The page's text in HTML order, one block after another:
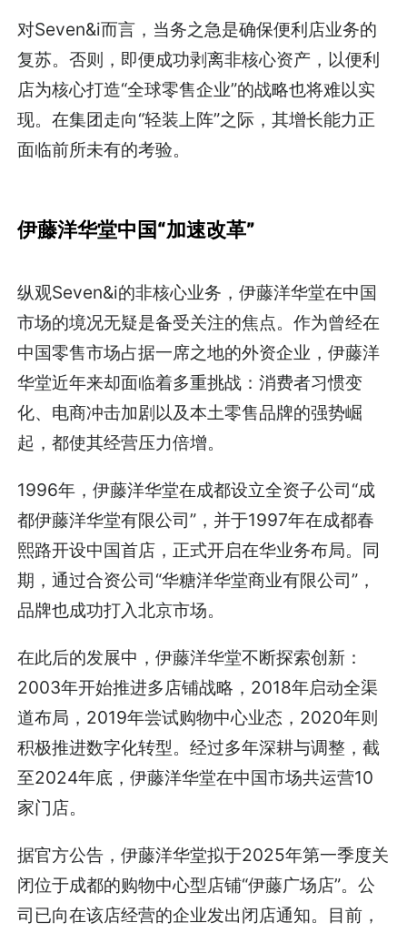
对Seven&i而言，当务之急是确保便利店业务的
复苏。否则，即便成功剥离非核心资产，以便利
店为核心打造“全球零售企业”的战略也将难以实
现。在集团走向“轻装上阵”之际，其增长能力正
面临前所未有的考验。
伊藤洋华堂中国“加速改革”
纵观Seven&i的非核心业务，伊藤洋华堂在中国
市场的境况无疑是备受关注的焦点。作为曾经在
中国零售市场占据一席之地的外资企业，伊藤洋
华堂近年来却面临着多重挑战：消费者习惯变
化、电商冲击加剧以及本土零售品牌的强势崛
起，都使其经营压力倍增。
1996年，伊藤洋华堂在成都设立全资子公司“成
都伊藤洋华堂有限公司”，并于1997年在成都春
熙路开设中国首店，正式开启在华业务布局。同
期，通过合资公司“华糖洋华堂商业有限公司”，
品牌也成功打入北京市场。
在此后的发展中，伊藤洋华堂不断探索创新：
2003年开始推进多店铺战略，2018年启动全渠
道布局，2019年尝试购物中心业态，2020年则
积极推进数字化转型。经过多年深耕与调整，截
至2024年底，伊藤洋华堂在中国市场共运营10
家门店。
据官方公告，伊藤洋华堂拟于2025年第一季度关
闭位于成都的购物中心型店铺“伊藤广场店”。公
司已向在该店经营的企业发出闭店通知。目前，